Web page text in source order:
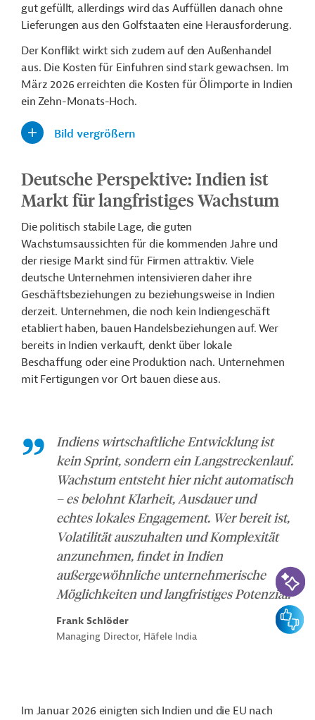
gut gefüllt, allerdings wird das Auffüllen danach ohne
Lieferungen aus den Golfstaaten eine Herausforderung.
Der Konflikt wirkt sich zudem auf den Außenhandel
aus. Die Kosten für Einfuhren sind stark gewachsen. Im
März 2026 erreichten die Kosten für Ölimporte in Indien
ein Zehn-Monats-Hoch.
Bild vergrößern
Deutsche Perspektive: Indien ist
Markt für langfristiges Wachstum
Die politisch stabile Lage, die guten
Wachstumsaussichten für die kommenden Jahre und
der riesige Markt sind für Firmen attraktiv. Viele
deutsche Unternehmen intensivieren daher ihre
Geschäftsbeziehungen zu beziehungsweise in Indien
derzeit. Unternehmen, die noch kein Indiengeschäft
etabliert haben, bauen Handelsbeziehungen auf. Wer
bereits in Indien verkauft, denkt über lokale
Beschaffung oder eine Produktion nach. Unternehmen
mit Fertigungen vor Ort bauen diese aus.
Indiens wirtschaftliche Entwicklung ist
kein Sprint, sondern ein Langstreckenlauf.
Wachstum entsteht hier nicht automatisch
– es belohnt Klarheit, Ausdauer und
echtes lokales Engagement. Wer bereit ist,
Volatilität auszuhalten und Komplexität
anzunehmen, findet in Indien
außergewöhnliche unternehmerische
Möglichkeiten und langfristiges Potenzial.
Frank Schlöder
Managing Director, Häfele India
Im Januar 2026 einigten sich Indien und die EU nach
KI-